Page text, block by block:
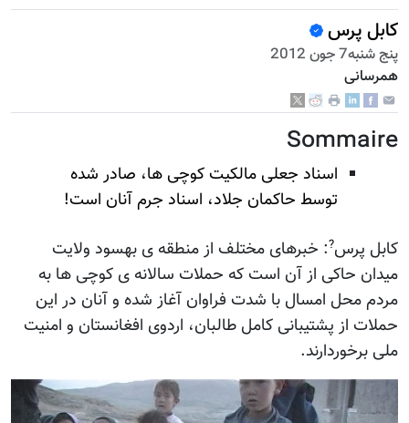
کابل پرس
پنج شنبه7 جون 2012
همرسانی
Sommaire
اسناد جعلی مالکیت کوچی ها، صادر شده
توسط حاکمان جلاد، اسناد جرم آنان است!
کابل پرس?: خبرهای مختلف از منطقه ی بهسود ولایت
میدان حاکی از آن است که حملات سالانه ی کوچی ها به
مردم محل امسال با شدت فراوان آغاز شده و آنان در این
حملات از پشتیبانی کامل طالبان، اردوی افغانستان و امنیت
ملی برخوردارند.